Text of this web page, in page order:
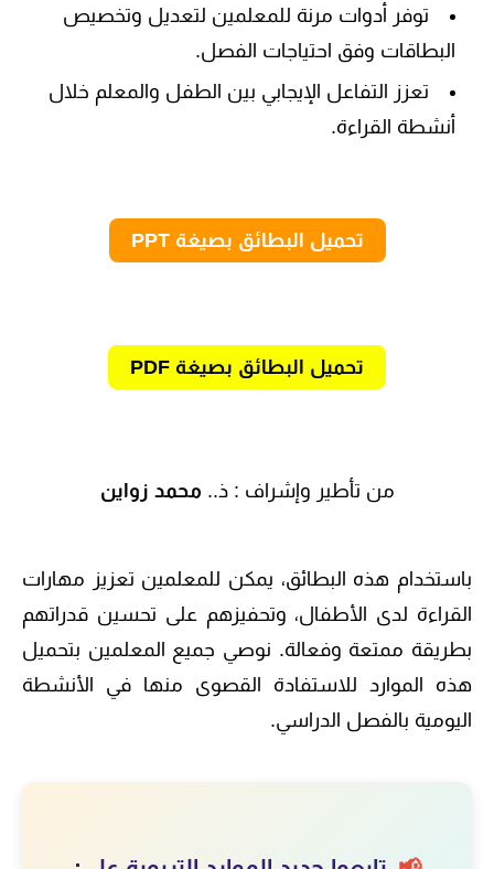
توفر أدوات مرنة للمعلمين لتعديل وتخصيص
البطاقات وفق احتياجات الفصل.
تعزز التفاعل الإيجابي بين الطفل والمعلم خلال
أنشطة القراءة.
تحميل البطائق بصيغة PPT
تحميل البطائق بصيغة PDF
من تأطير وإشراف :ذ.. محمد زواين
باستخدام هذه البطائق، يمكن للمعلمين تعزيز مهارات
القراءة لدى الأطفال، وتحفيزهم على تحسين قدراتهم
بطريقة ممتعة وفعالة. نوصي جميع المعلمين بتحميل
هذه الموارد للاستفادة القصوى منها في الأنشطة
اليومية بالفصل الدراسي.